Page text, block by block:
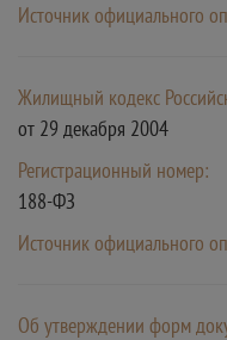
Источник официального
Жилищный кодекс
от 29 декабря 2004
Регистрационный номер:
188-ФЗ
Источник официального
Об утверждении форм